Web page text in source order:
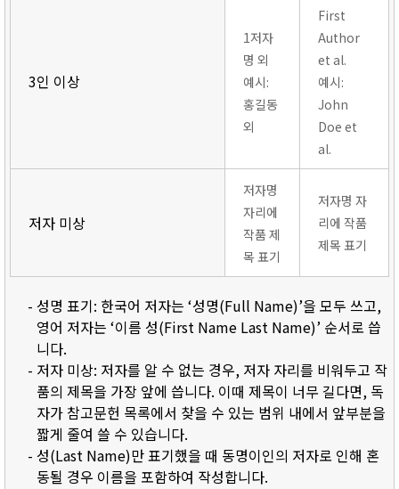
3인 이상
1저자
명 외
예시:
홍길동
외
First
Author
et al.
예시:
John
Doe et
al.
저자 미상
저자명
자리에
작품 제
목 표기
저자명 자
리에 작품
제목 표기
- 성명 표기: 한국어 저자는 ‘성명(Full Name)’을 모두 쓰고,
영어 저자는 ‘이름 성(First Name Last Name)’ 순서로 씁
니다.
- 저자 미상: 저자를 알 수 없는 경우, 저자 자리를 비워두고 작
품의 제목을 가장 앞에 씁니다. 이때 제목이 너무 길다면, 독
자가 참고문헌 목록에서 찾을 수 있는 범위 내에서 앞부분을
짧게 줄여 쓸 수 있습니다.
- 성(Last Name)만 표기했을 때 동명이인의 저자로 인해 혼
동될 경우 이름을 포함하여 작성합니다.